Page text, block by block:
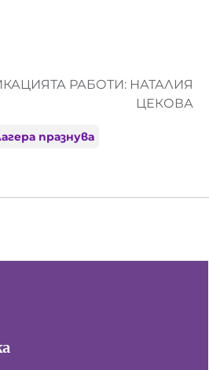
РАБОТИ: НАТАЛИЯ
ЦЕКОВА
празнува